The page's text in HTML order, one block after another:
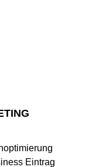
Eintrag